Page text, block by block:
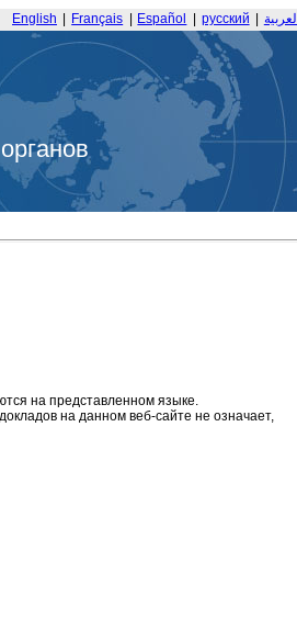
English Français Español русский العربية
на представленном языке.
на данном веб-сайте не означает,